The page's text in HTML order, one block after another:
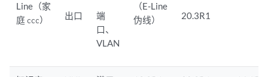
Line（家
庭ccc） 出口
端
口、
VLAN
（E-Line
伪线）
20.3R1